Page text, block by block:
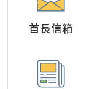
首長信箱